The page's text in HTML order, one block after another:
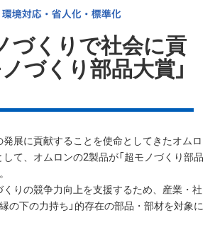
づくりで社会に貢
ノづくり部品大賞」
展に貢献することを使命としてきたオムロ
て、オムロンの2製品が「超モノづくり部品
りの競争力向上を支援するため、産業・社
の下の力持ち」的存在の部品・部材を対象に